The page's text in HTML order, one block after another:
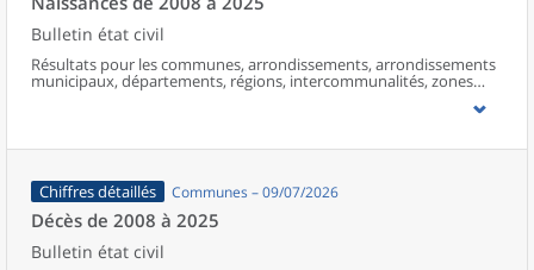
Bulletin état civil
Résultats pour les communes, arrondissements, arrondissements
municipaux, départements, régions, intercommunalités, zones
d’emploi, bassins de vie, unités urbaines et aires d’attraction des
Chiffres détaillés Communes – 09/07/2026
Décès de 2008 à 2025
Bulletin état civil